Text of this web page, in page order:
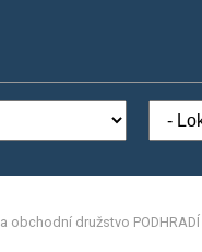
obchodní družstvo PODHRADÍ